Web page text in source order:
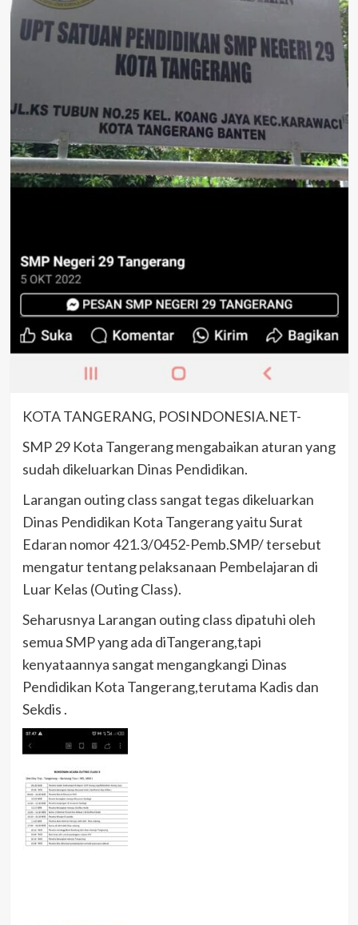
KOTA TANGERANG, POSINDONESIA.NET-
SMP 29 Kota Tangerang mengabaikan aturan yang
sudah dikeluarkan Dinas Pendidikan.
Larangan outing class sangat tegas dikeluarkan
Dinas Pendidikan Kota Tangerang yaitu Surat
Edaran nomor 421.3/0452-Pemb.SMP/ tersebut
mengatur tentang pelaksanaan Pembelajaran di
Luar Kelas (Outing Class).
Seharusnya Larangan outing class dipatuhi oleh
semua SMP yang ada diTangerang,tapi
kenyataannya sangat mengangkangi Dinas
Pendidikan Kota Tangerang,terutama Kadis dan
Sekdis .